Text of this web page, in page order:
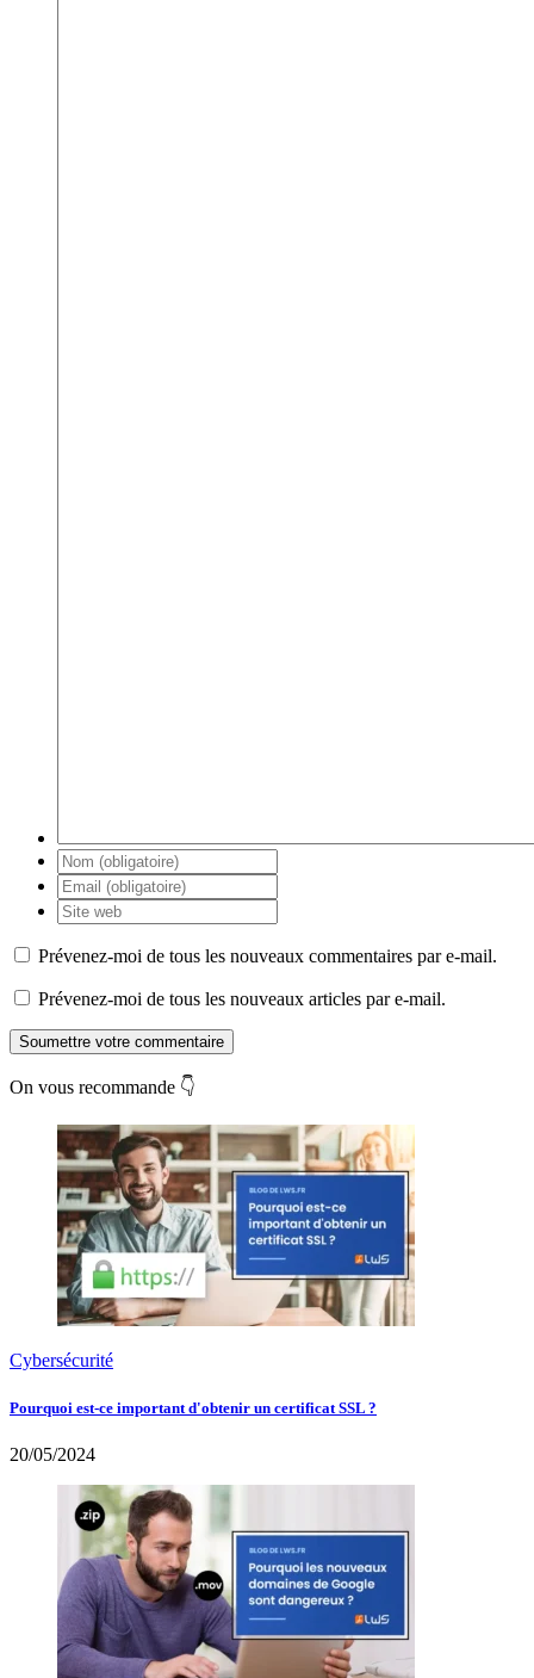
Prévenez-moi de tous les nouveaux commentaires par e-mail.
Prévenez-moi de tous les nouveaux articles par e-mail.
Soumettre votre commentaire
On vous recommande 👇
Cybersécurité
Pourquoi est-ce important d'obtenir un certificat SSL ?
20/05/2024